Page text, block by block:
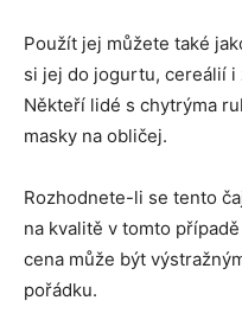
Použít jej můžete také
si jej do jogurtu, cereálií
Někteří lidé s chytrýma
masky na obličej.
Rozhodnete-li se tento
na kvalitě v tomto
cena může být
pořádku.